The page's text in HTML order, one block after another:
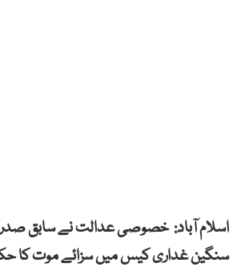
اسلام آباد: خصوصی عدالت نے سابق صدر
سنگین غداری کیس میں سزائے موت کا